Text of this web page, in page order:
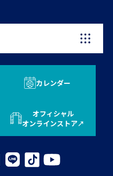
カレンダー
オフィシャル
オンラインストア